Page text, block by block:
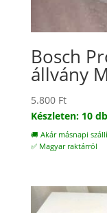
Bosch
állvány
5.800 Ft
Készleten: 10 db
🚚 Akár másnapi
✅ Magyar raktárról